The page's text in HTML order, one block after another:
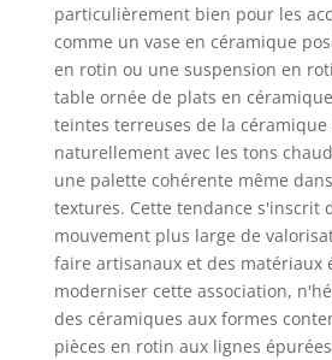
particulièrement bien pour les
comme un vase en céramique
en rotin ou une suspension en
table ornée de plats en
teintes terreuses de la
naturellement avec les tons
une palette cohérente même
textures. Cette tendance s'inscrit
mouvement plus large de
faire artisanaux et des matériaux
moderniser cette association,
des céramiques aux formes
pièces en rotin aux lignes